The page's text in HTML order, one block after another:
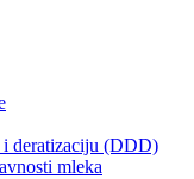
i deratizaciju (DDD)
mleka